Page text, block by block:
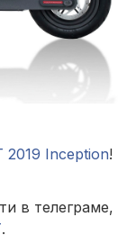
2019 Inception!
в телеграме,
.